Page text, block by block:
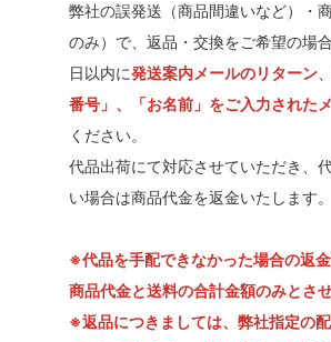
弊社の誤発送（商品間違いなど）・
のみ）で、返品・交換をご希望の場
日以内に発送案内メールのリターン
番号」、「お名前」をご入力された
ください。
代品出荷にて対応させていただき、
い場合は商品代金を返金いたします。
※代品を手配できなかった場合の返金
商品代金と送料の合計金額のみとさ
※返品につきましては、弊社指定の